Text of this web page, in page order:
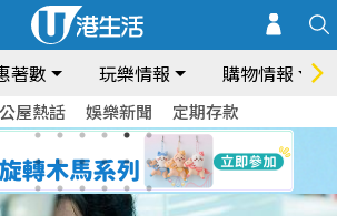
著數 玩樂情報 購物情報
公屋熱話 娛樂新聞 定期存款